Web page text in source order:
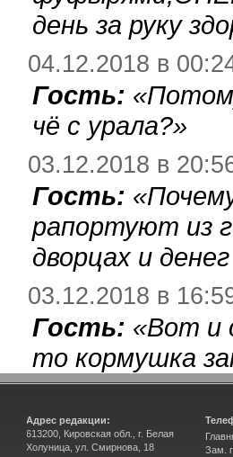
день за руку
04.12.2018 в
Гость: «
чё с урала?»
03.12.2018 в
Гость: «
рапортуют из
дворцах и
03.12.2018 в
Гость: «Вот и
то кормушка
Адрес редакции:
613200, Кировская обл., г. Белая
Холуница, ул. Смирнова, 18
Зам.